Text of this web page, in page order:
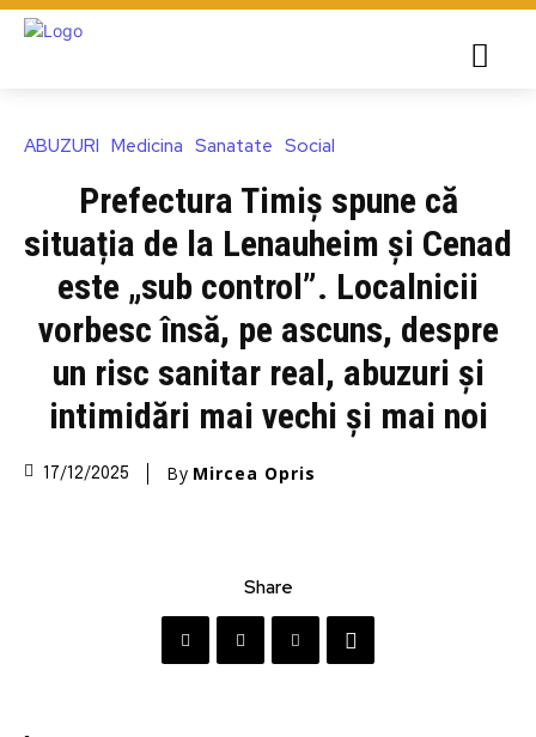
ABUZURI Medicina Sanatate Social
Prefectura Timiș spune că
situația de la Lenauheim și Cenad
este „sub control”. Localnicii
vorbesc însă, pe ascuns, despre
un risc sanitar real, abuzuri și
intimidări mai vechi și mai noi
17/12/2025 By Mircea Opris
Share